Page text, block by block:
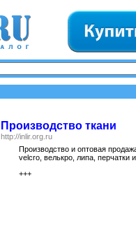
Производство ткани
http://inlir.org.ru
Производство и оптовая
velcro, велькро, липа, перчатки
+++